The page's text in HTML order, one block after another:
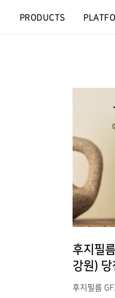
PRODUCTS
후지필
강원) 당
후지필름